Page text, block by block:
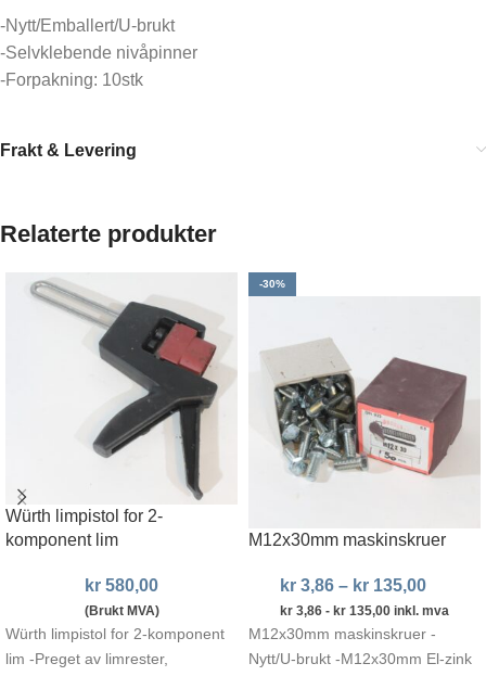
-Nytt/Emballert/U-brukt
-Selvklebende nivåpinner
-Forpakning: 10stk
Frakt & Levering
Relaterte produkter
Würth limpistol for 2-
komponent lim
kr580,00
(Brukt MVA)
Würth limpistol for 2-komponent
lim -Preget av limrester,
-30%
M12x30mm maskinskruer
kr 3,86 – kr 135,00
kr 3,86 - kr 135,00 inkl. mva
M12x30mm maskinskruer -
Nytt/U-brukt -M12x30mm El-zink